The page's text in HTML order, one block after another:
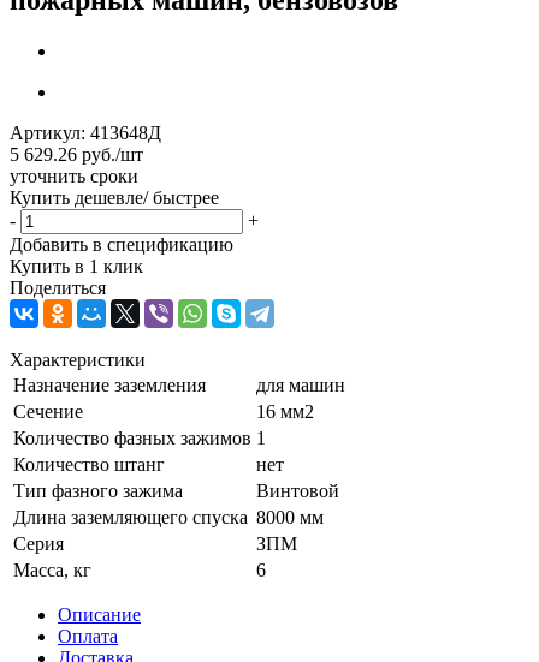
Артикул: 413648Д
5 629.26 руб./шт
уточнить сроки
Купить дешевле/ быстрее
-
+
Добавить в спецификацию
Купить в 1 клик
Поделиться
Характеристики
Назначение заземления
для машин
Сечение
16 мм2
Количество фазных зажимов 1
Количество штанг
нет
Тип фазного зажима
Винтовой
Длина заземляющего спуска 8000 мм
Серия
ЗПМ
Масса, кг
6
Описание
Оплата
Доставка